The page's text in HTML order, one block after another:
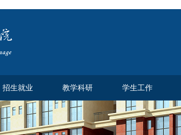
招生就业 教学科研 学生工作